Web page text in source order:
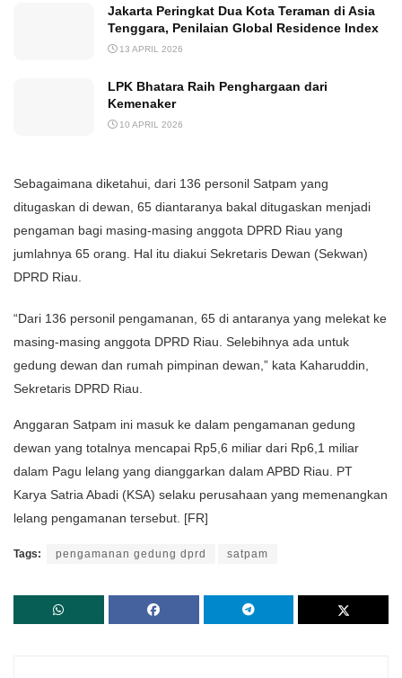
Jakarta Peringkat Dua Kota Teraman di Asia
Tenggara, Penilaian Global Residence Index
13 APRIL 2026
LPK Bhatara Raih Penghargaan dari
Kemenaker
10 APRIL 2026
Sebagaimana diketahui, dari 136 personil Satpam yang
ditugaskan di dewan, 65 diantaranya bakal ditugaskan menjadi
pengaman bagi masing-masing anggota DPRD Riau yang
jumlahnya 65 orang. Hal itu diakui Sekretaris Dewan (Sekwan)
DPRD Riau.
“Dari 136 personil pengamanan, 65 di antaranya yang melekat ke
masing-masing anggota DPRD Riau. Selebihnya ada untuk
gedung dewan dan rumah pimpinan dewan,” kata Kaharuddin,
Sekretaris DPRD Riau.
Anggaran Satpam ini masuk ke dalam pengamanan gedung
dewan yang totalnya mencapai Rp5,6 miliar dari Rp6,1 miliar
dalam Pagu lelang yang dianggarkan dalam APBD Riau. PT
Karya Satria Abadi (KSA) selaku perusahaan yang memenangkan
lelang pengamanan tersebut. [FR]
Tags: pengamanan gedung dprd satpam